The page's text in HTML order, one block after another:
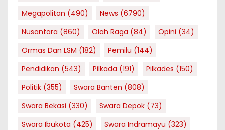
Megapolitan (490) News (6790)
Nusantara (860) Olah Raga (84) Opini (34)
Ormas Dan LSM (182) Pemilu (144)
Pendidikan (543) Pilkada (191) Pilkades (150)
Politik (355) Swara Banten (808)
Swara Bekasi (330) Swara Depok (73)
Swara Ibukota (425) Swara Indramayu (323)